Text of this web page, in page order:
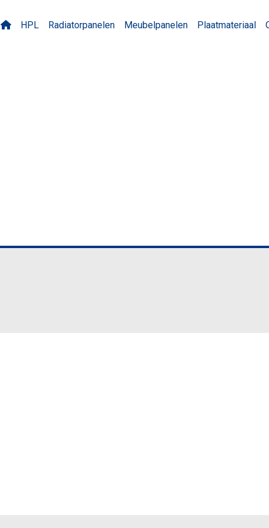
HPL Radiatorpanelen Meubelpanelen Plaatmateriaal